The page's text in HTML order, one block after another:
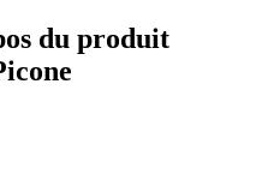
du produit